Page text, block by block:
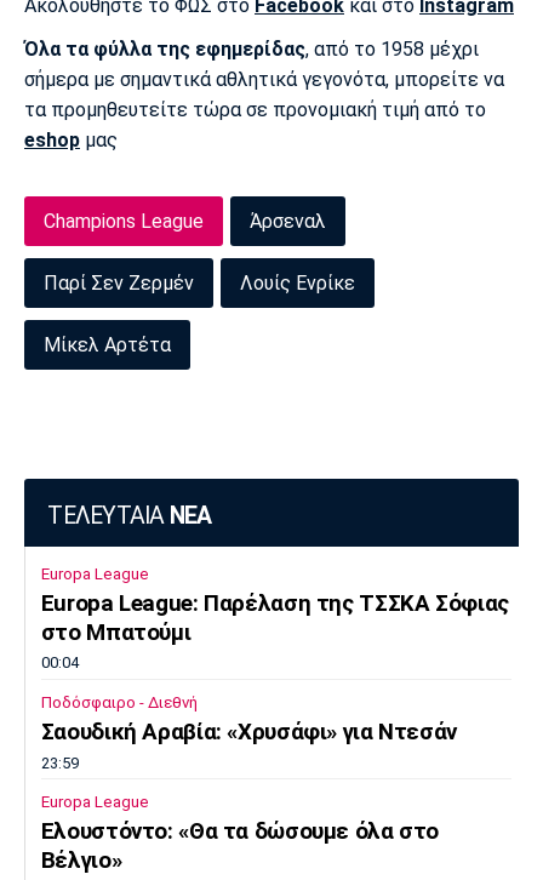
Ακολουθήστε το ΦΩΣ στο Facebook και στο Instagram
Όλα τα φύλλα της εφημερίδας, από το 1958 μέχρι
σήμερα με σημαντικά αθλητικά γεγονότα, μπορείτε να
τα προμηθευτείτε τώρα σε προνομιακή τιμή από το
eshop μας
Champions League Άρσεναλ
Παρί Σεν Ζερμέν Λουίς Ενρίκε
Μίκελ Αρτέτα
ΤΕΛΕΥΤΑΙΑ ΝΕΑ
Europa League
Europa League: Παρέλαση της ΤΣΣΚΑ Σόφιας
στο Μπατούμι
00:04
Ποδόσφαιρο - Διεθνή
Σαουδική Αραβία: «Χρυσάφι» για Ντεσάν
23:59
Europa League
Ελουστόντο: «Θα τα δώσουμε όλα στο
Βέλγιο»